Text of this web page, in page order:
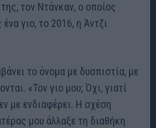
τον Ντάνκαν, ο οποίος
γιο, το 2016, η Άντζι
το όνομα με δυσπιστία, με
«Τον γιο μου; Όχι, γιατί
με ενδιαφέρει. Η σχέση
μου άλλαξε τη διαθήκη